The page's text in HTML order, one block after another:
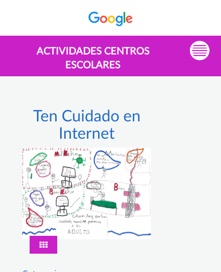
ACTIVIDADES CENTROS
ESCOLARES
Ten Cuidado en
Internet